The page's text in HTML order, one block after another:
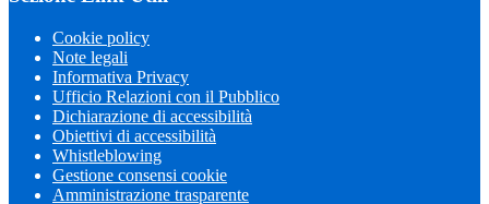
Cookie policy
Note legali
Informativa Privacy
Ufficio Relazioni con il Pubblico
Dichiarazione di accessibilità
Obiettivi di accessibilità
Whistleblowing
Gestione consensi cookie
Amministrazione trasparente